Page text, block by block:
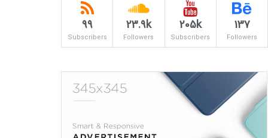
137
Followers
205k
Subscribers
23.9k
Followers
99
Subscribers